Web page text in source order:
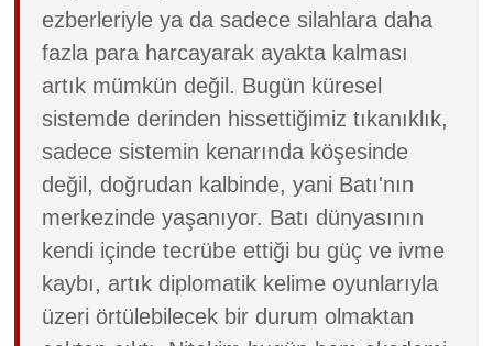
ezberleriyle ya da sadece silahlara daha
fazla para harcayarak ayakta kalması
artık mümkün değil. Bugün küresel
sistemde derinden hissettiğimiz tıkanıklık,
sadece sistemin kenarında köşesinde
değil, doğrudan kalbinde, yani Batı'nın
merkezinde yaşanıyor. Batı dünyasının
kendi içinde tecrübe ettiği bu güç ve ivme
kaybı, artık diplomatik kelime oyunlarıyla
üzeri örtülebilecek bir durum olmaktan